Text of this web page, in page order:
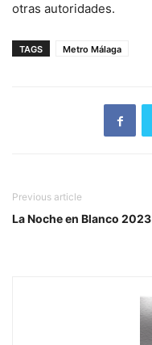
otras autoridades.
TAGS Metro Málaga
Previous article
La Noche en Blanco 2023